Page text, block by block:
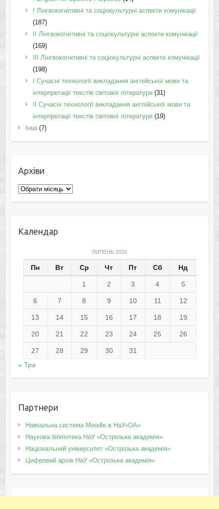
I Лінгвокогнітивні та соціокультурні аспекти комунікації
(187)
IІ Лінгвокогнітивні та соціокультурні аспекти комунікації
(169)
IІI Лінгвокогнітивні та соціокультурні аспекти комунікації
(198)
I Cучасні технології викладання англійської мови та
інтерпретації текстів світової літератури(31)
II Cучасні технології викладання англійської мови та
інтерпретації текстів світової літератури(19)
Інші (7)
Архіви
Архіви
Календар
ЛИПЕНЬ 2026
Пн Вт Ср Чт Пт Сб Нд
1 2 3 4 5
6 7 8 9 10 11 12
13 14 15 16 17 18 19
20 21 22 23 24 25 26
27 28 29 30
31
« Тра
Партнери
Навчальна система Moodle в НаУ«ОА»
Наукова бібліотека НаУ «Острозька академія»
Національний університет «Острозька академія»
Цифровий архів НаУ «Острозька академія»